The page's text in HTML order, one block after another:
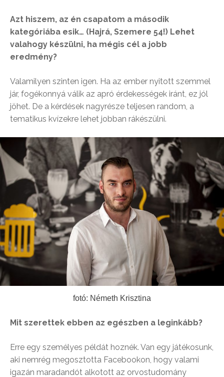
Azt hiszem, az én csapatom a második
kategóriába esik… (Hajrá, Szemere 54!) Lehet
valahogy készülni, ha mégis cél a jobb
eredmény?
Valamilyen szinten igen. Ha az ember nyitott szemmel
jár, fogékonnyá válik az apró érdekességek iránt, ez jól
jöhet. De a kérdések nagyrésze teljesen random, a
tematikus kvízekre lehet jobban rákészülni.
fotó: Németh Krisztina
Mit szerettek ebben az egészben a leginkább?
Erre egy személyes példát hoznék. Van egy játékosunk,
aki nemrég megosztotta Facebookon, hogy valami
igazán maradandót alkotott az orvostudomány